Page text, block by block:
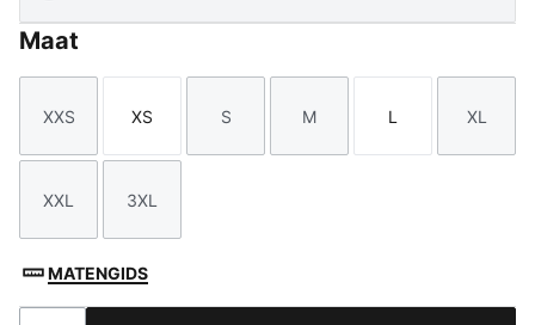
Maat
Maat
XXS
Maat
XS
Maat
S
Maat
M
Maat
L
Maat
XL
Maat
XXL
Maat
3XL
MATENGIDS